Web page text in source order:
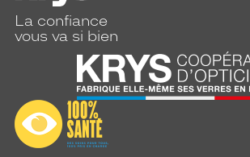
La confiance
vous va si bien